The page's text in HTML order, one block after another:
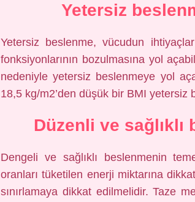
Yetersiz
Yetersiz beslenme, vücudun
fonksiyonlarının bozulmasına yol
nedeniyle yetersiz beslenmeye yol
18,5 kg/m2’den düşük bir BMI yetersiz
Düzenli ve sağlıklı
Dengeli ve sağlıklı beslenmenin
oranları tüketilen enerji miktarına
sınırlamaya dikkat edilmelidir. Taze